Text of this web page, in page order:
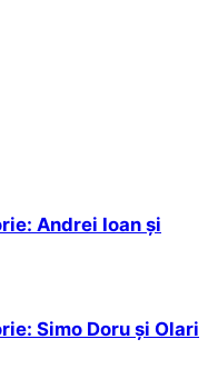
Andrei Ioan și
Simo Doru și Olari